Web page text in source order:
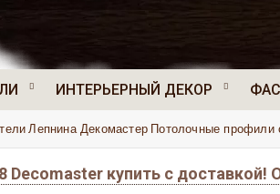
ИНТЕРЬЕРНЫЙ ДЕКОР
Лепнина Декомастер Потолочные профили
Decomaster купить с